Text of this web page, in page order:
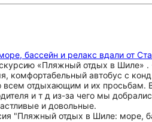
бассейн и релакс вдали от
«Пляжный отдых в Шиле»
комфортабельный автобус с
всем отдыхающим и их просьбам.
и т д из-за чего мы
и довольные.